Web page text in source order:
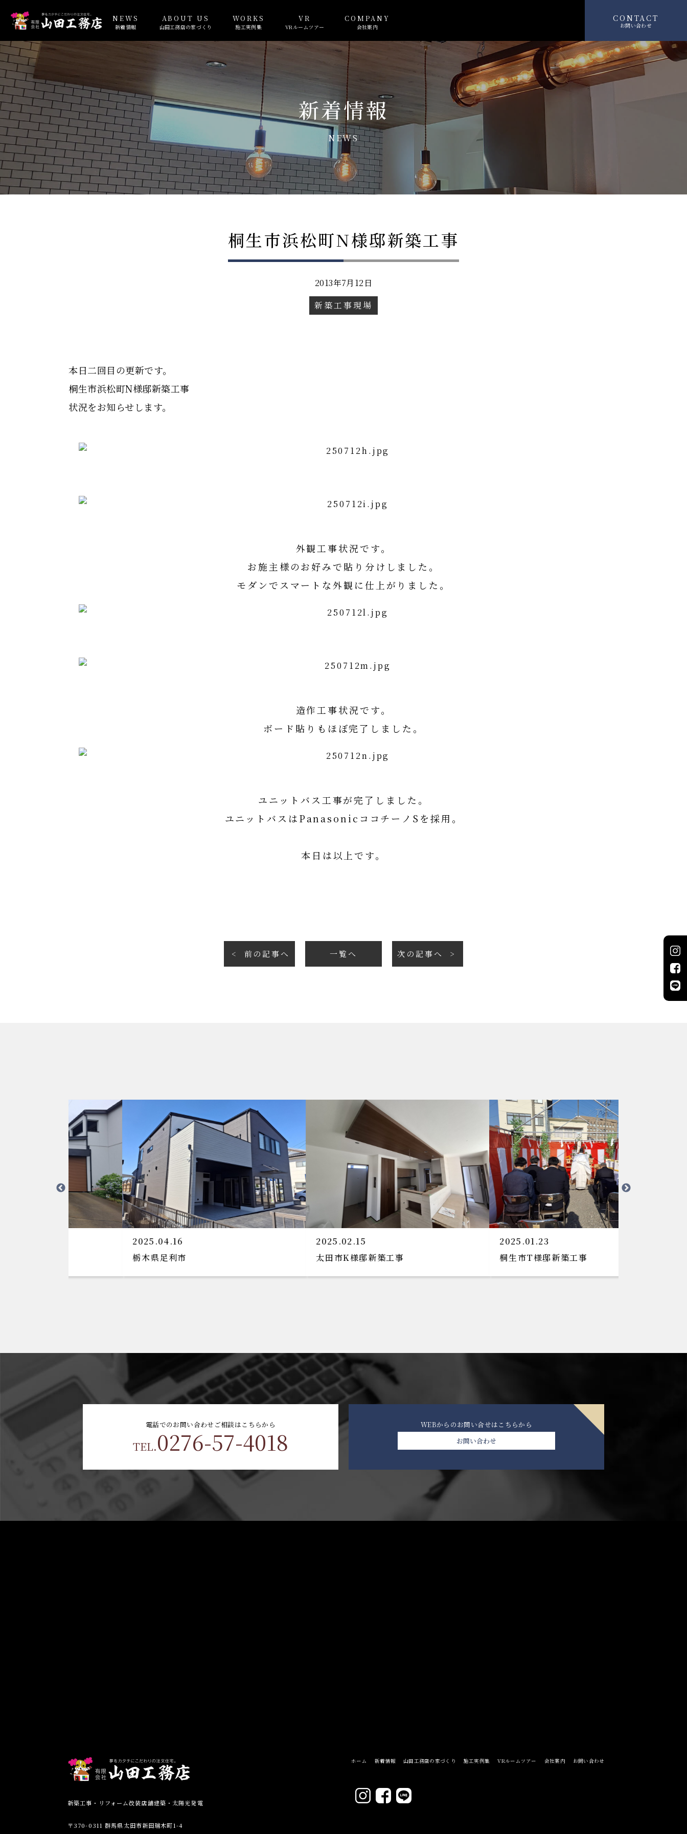
NEWS
新着情報
ABOUT US
山田工務店の家づくり
WORKS
施工実例集
VR
VRルームツアー
COMPANY
会社案内
CONTACT
お問い合わせ
新着情報
NEWS
桐生市浜松町N様邸新築工事
2013年7月12日
新築工事現場
本日二回目の更新です。
桐生市浜松町N様邸新築工事
状況をお知らせします。
外観工事状況です。
お施主様のお好みで貼り分けしました。
モダンでスマートな外観に仕上がりました。
造作工事状況です。
ボード貼りもほぼ完了しました。
ユニットバス工事が完了しました。
ユニットバスはPanasonicココチーノSを採用。
本日は以上です。
前の記事へ 一覧へ 次の記事へ
2025.01.23
桐生市T様邸新築工事
2024.11.22
完成見学会のお知らせです!(^^)!
2024.11.13
長瀞町S様邸外構工事
電話でのお問い合わせ ご相談はこちらから
TEL.0276-57-4018
WEBからのお問い合せはこちらから
お問い合わせ
新築工事・リフォーム改装店舗建築・太陽光発電
〒370-0311 群馬県太田市新田瑞木町1-4
ホーム 新着情報 山田工務店の家づくり 施工実例集 VRルームツアー 会社案内 お問い合わせ